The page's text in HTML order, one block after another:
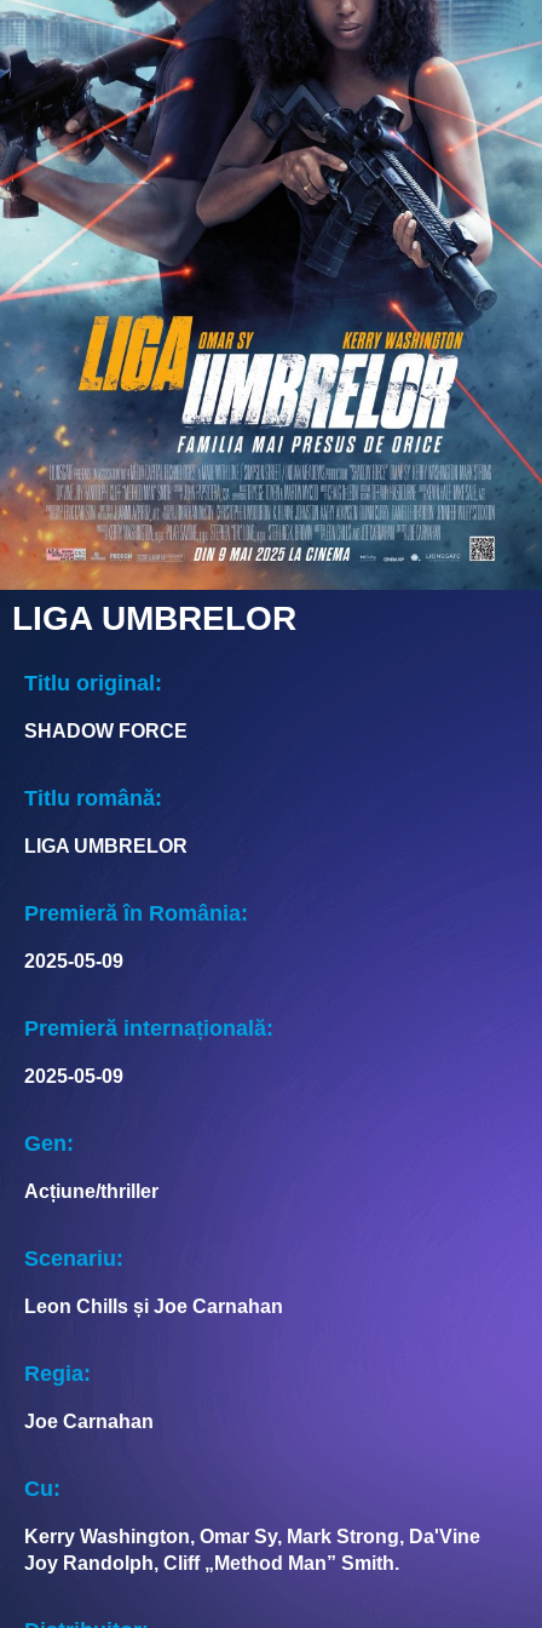
LIGA UMBRELOR
Titlu original:
SHADOW FORCE
Titlu română:
LIGA UMBRELOR
Premieră în România:
2025-05-09
Premieră internațională:
2025-05-09
Gen:
Acțiune/thriller
Scenariu:
Leon Chills și Joe Carnahan
Regia:
Joe Carnahan
Cu:
Kerry Washington, Omar Sy, Mark Strong, Da'Vine
Joy Randolph, Cliff „Method Man” Smith.